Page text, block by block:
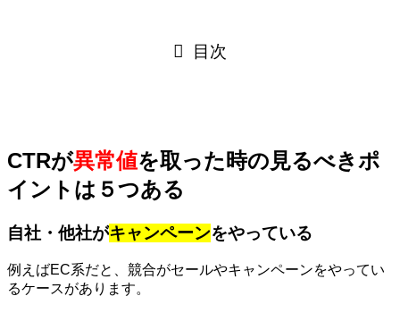
目次
CTRが異常値を取った時の見るべきポ
イントは５つある
自社・他社がキャンペーンをやっている
例えばEC系だと、競合がセールやキャンペーンをやってい
るケースがあります。